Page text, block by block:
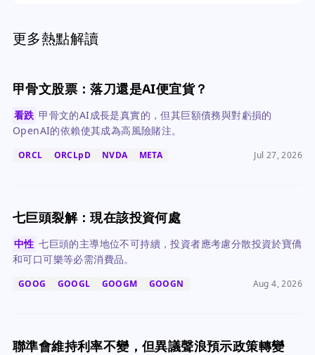
更多熱點解讀
甲骨文股票：落刀還是AI便宜貨？
看跌 甲骨文的AI成長是真實的，但其巨額債務與對虧損的
OpenAI的依賴使其成為高風險賭注。
ORCL ORCLpD NVDA META Jul 27, 2026
七巨頭裂解：現在該投資何處
中性 七巨頭的主導地位不可持續，投資者應考慮分散投資於寶僑
和可口可樂等必需消費品。
GOOG GOOGL GOOGM GOOGN Aug 4, 2026
聯準會維持利率不變，但異議聲浪預示政策轉變